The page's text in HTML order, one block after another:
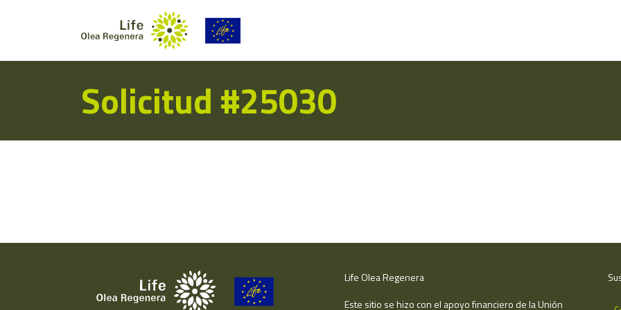
Solicitud #25030
Life Olea Regenera
Este sitio se hizo con el apoyo financiero de la Unión